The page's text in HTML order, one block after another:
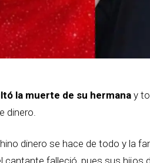
la muerte de su hermana y
dinero.
dinero se hace de todo y la